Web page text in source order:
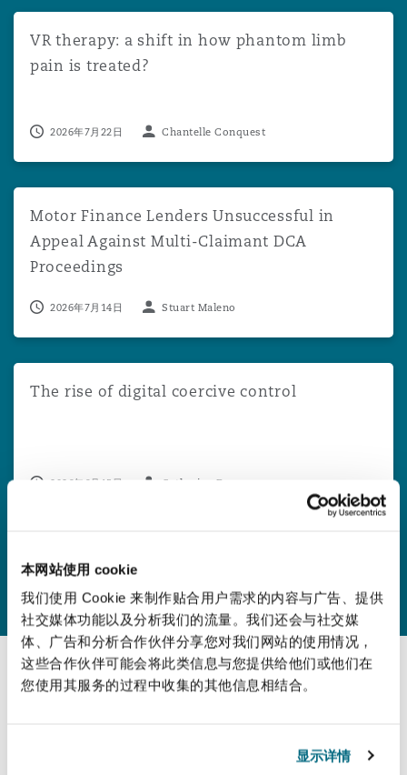
本网站使用 cookie
我们使用 Cookie 来制作贴合用户需求的内容与广告、提供
社交媒体功能以及分析我们的流量。我们还会与社交媒
体、广告和分析合作伙伴分享您对我们网站的使用情况，
这些合作伙伴可能会将此类信息与您提供给他们或他们在
您使用其服务的过程中收集的其他信息相结合。
显示详情
VR therapy: a shift in how phantom limb
pain is treated?
2026年7月22日 Chantelle Conquest
Motor Finance Lenders Unsuccessful in
Appeal Against Multi-Claimant DCA
Proceedings
2026年7月14日 Stuart Maleno
The rise of digital coercive control
2026年6月15日 Catherine Davey